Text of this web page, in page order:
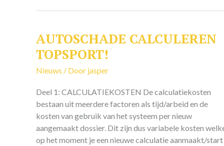
AUTOSCHADE CALCULEREN
TOPSPORT!
Nieuws / Door jasper
Deel 1: CALCULATIEKOSTEN De calculatiekosten
bestaan uit meerdere factoren als tijd/arbeid en de
kosten van gebruik van het systeem per nieuw
aangemaakt dossier. Dit zijn dus variabele kosten
op het moment je een nieuwe calculatie aanmaakt/start
AUTOSCHADE
CALCULEREN
TOPSPORT!